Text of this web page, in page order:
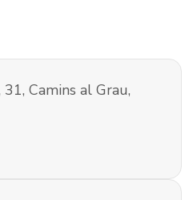
Camins al Grau,